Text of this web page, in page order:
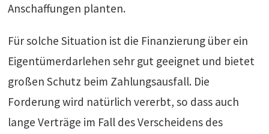
Anschaffungen planten.
Für solche Situation ist die Finanzierung über ein
Eigentümerdarlehen sehr gut geeignet und bietet
großen Schutz beim Zahlungsausfall. Die
Forderung wird natürlich vererbt, so dass auch
lange Verträge im Fall des Verscheidens des